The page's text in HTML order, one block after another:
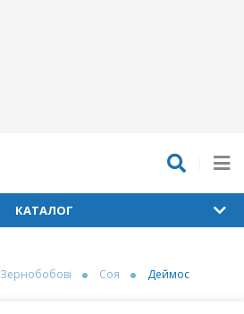
КАТАЛОГ
Зернобобові Соя Деймос